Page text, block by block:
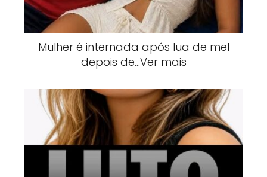
Mulher é internada após lua de mel
depois de…Ver mais